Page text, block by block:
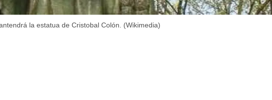
la estatua de Cristobal Colón. (Wikimedia)